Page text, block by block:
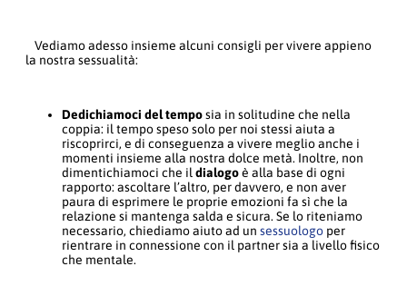
Vediamo adesso insieme alcuni consigli per vivere appieno
la nostra sessualità:
Dedichiamoci del temposia in solitudine che nella
coppia: il tempo speso solo per noi stessi aiuta a
riscoprirci, e di conseguenza a vivere meglio anche i
momenti insieme alla nostra dolce metà. Inoltre, non
dimentichiamoci che il dialogoè alla base di ogni
rapporto: ascoltare l’altro, per davvero, e non aver
paura di esprimere le proprie emozioni fa sì che la
relazione si mantenga salda e sicura. Se lo riteniamo
necessario, chiediamo aiuto ad un sessuologo per
rientrare in connessione con il partner sia a livello fisico
che mentale.